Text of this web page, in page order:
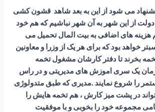
می شود از این به بعد شاهد قشون کشی
از این شهر به آن شهر نباشیم که هم خود
هزینه های اضافی به بیت المال تحمیل می
خواهد بود که برای هر یک از وزرا و معاونین
بخرند تا دفتر کارشان مشغول تخمه
یک سری اموزش های مدیریتی و در راس
را شروع نمایند .مدیری که طبق متدولوژی
در پشت میز کارش ، هم تخمه هایش را
مجموعه خود را بخوبی و با موفقیت